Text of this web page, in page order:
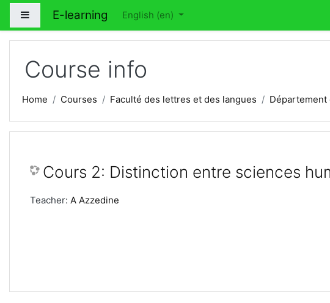
Skip to main content
Side panel
E-learning English ‎(en)‎
Course info
Home Courses Faculté des lettres et des langues
Cours 2: Distinction entre sciences
Teacher: A Azzedine